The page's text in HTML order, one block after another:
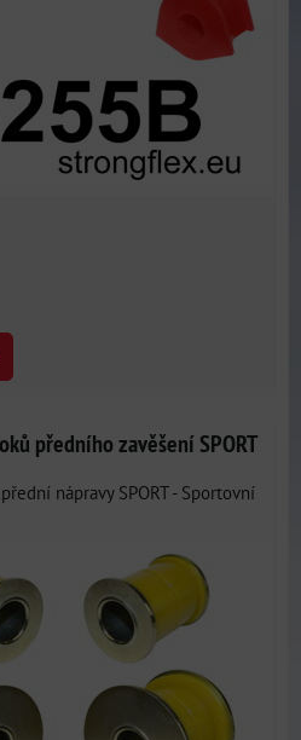
předního zavěšení SPORT
nápravy SPORT - Sportovní